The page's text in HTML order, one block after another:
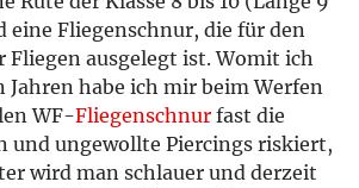
eine Fliegenschnur, die für den
Fliegen ausgelegt ist. Womit ich
Jahren habe ich mir beim Werfen
WF-Fliegenschnur fast die
und ungewollte Piercings riskiert,
wird man schlauer und derzeit